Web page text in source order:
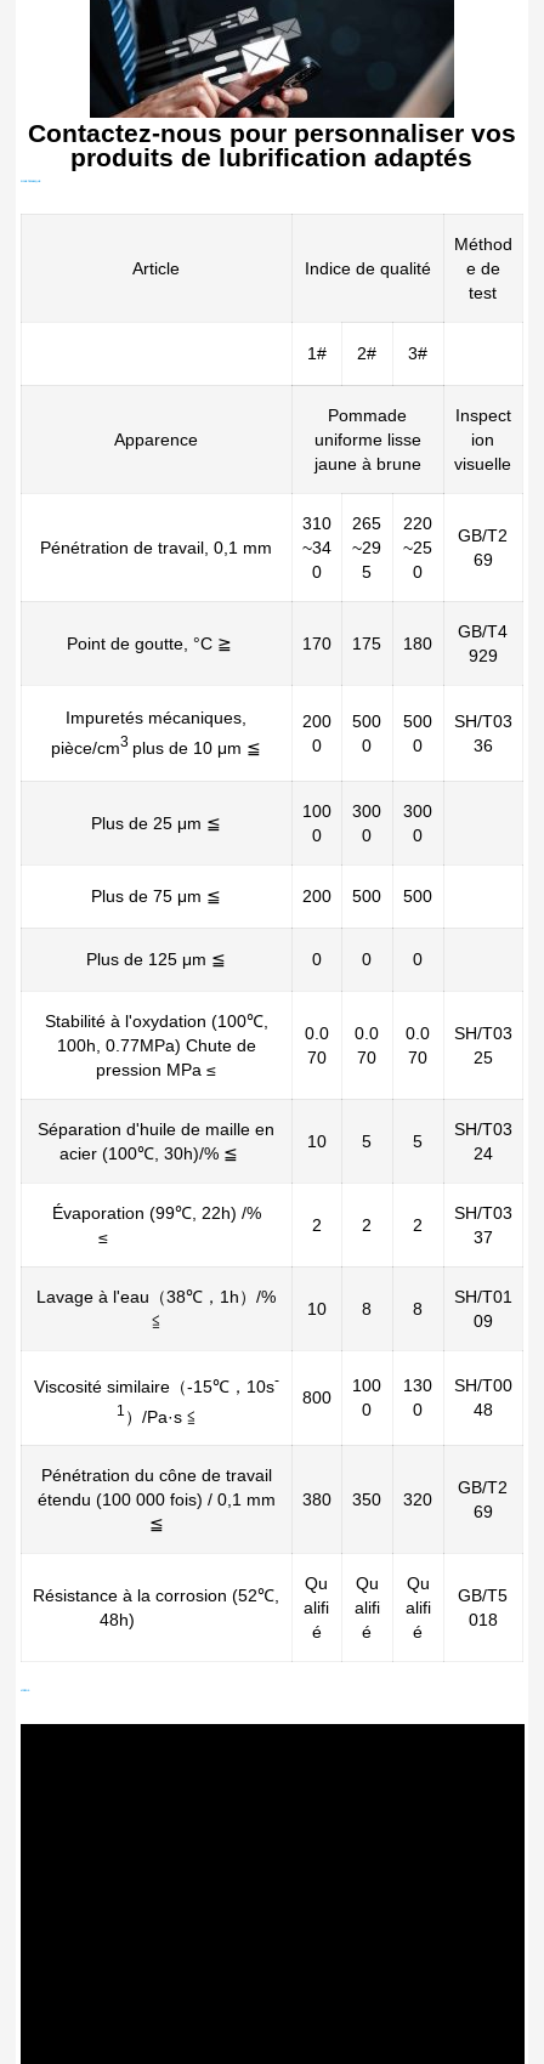
Contactez-nous pour personnaliser vos
produits de lubrification adaptés
FICHE TECHNIQUE
Article Indice de qualité
Méthod
e de
test
1# 2# 3#
Apparence
Pommade
uniforme lisse
jaune à brune
Inspect
ion
visuelle
Pénétration de travail, 0,1 mm
310
~34
0
265
~29
5
220
~25
0
GB/T2
69
Point de goutte, °C ≧ 170 175 180
GB/T4
929
Impuretés mécaniques,
pièce/cm3 plus de 10 μm ≦
200
0
500
0
500
0
SH/T03
36
Plus de 25 μm ≦
100
0
300
0
300
0
Plus de 75 μm ≦ 200 500 500
Plus de 125 μm ≦ 0 0 0
Stabilité à l'oxydation (100℃,
100h, 0.77MPa) Chute de
pression MPa ≤
0.0
70
0.0
70
0.0
70
SH/T03
25
Séparation d'huile de maille en
acier (100℃, 30h)/% ≦
10 5 5
SH/T03
24
Évaporation (99℃, 22h) /%
≤
2 2 2
SH/T03
37
Lavage à l'eau（38℃，1h）/%
≦
10 8 8
SH/T01
09
Viscosité similaire（-15℃，10s-
1 ）/Pa·s ≦
800
100
0
130
0
SH/T00
48
Pénétration du cône de travail
étendu (100 000 fois) / 0,1 mm
≦
380 350 320
GB/T2
69
Résistance à la corrosion (52℃,
48h)
Qu
alifi
é
Qu
alifi
é
Qu
alifi
é
GB/T5
018
VIDÉOS